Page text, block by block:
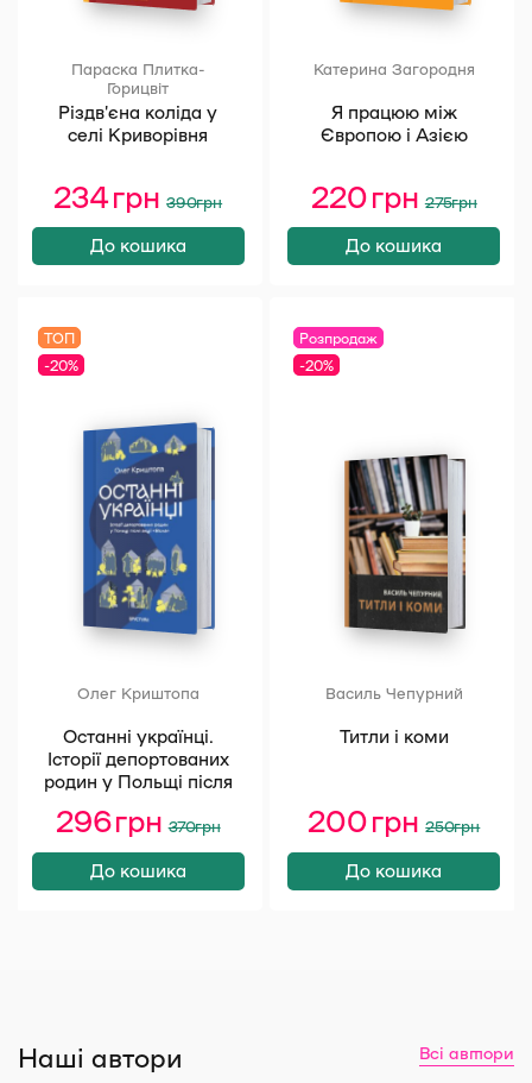
Різдв’єна коліда у
селі Криворівня
390грн
Оригінальна
ціна:
390 грн.
234грнПоточна
ціна:
234 грн.
Параска Плитка-
Горицвіт
До кошика
Я працюю між
Європою і Азією
275грн
ціна:
275 грн.
220грнПоточна
ціна:
220 грн.
Катерина Загородня
До кошика
Останні українці.
Історії депортованих
родин у Польщі після
ТОП
-20%
370грн
Оригінальна
ціна:
370 грн.
296грнПоточна
ціна:
296 грн.
Олег Криштопа
До кошика
Титли і коми
Розпродаж
-20%
250грн
ціна:
250 грн.
200грнПоточна
ціна:
200 грн.
Василь Чепурний
До кошика
Наші автори Всі автори